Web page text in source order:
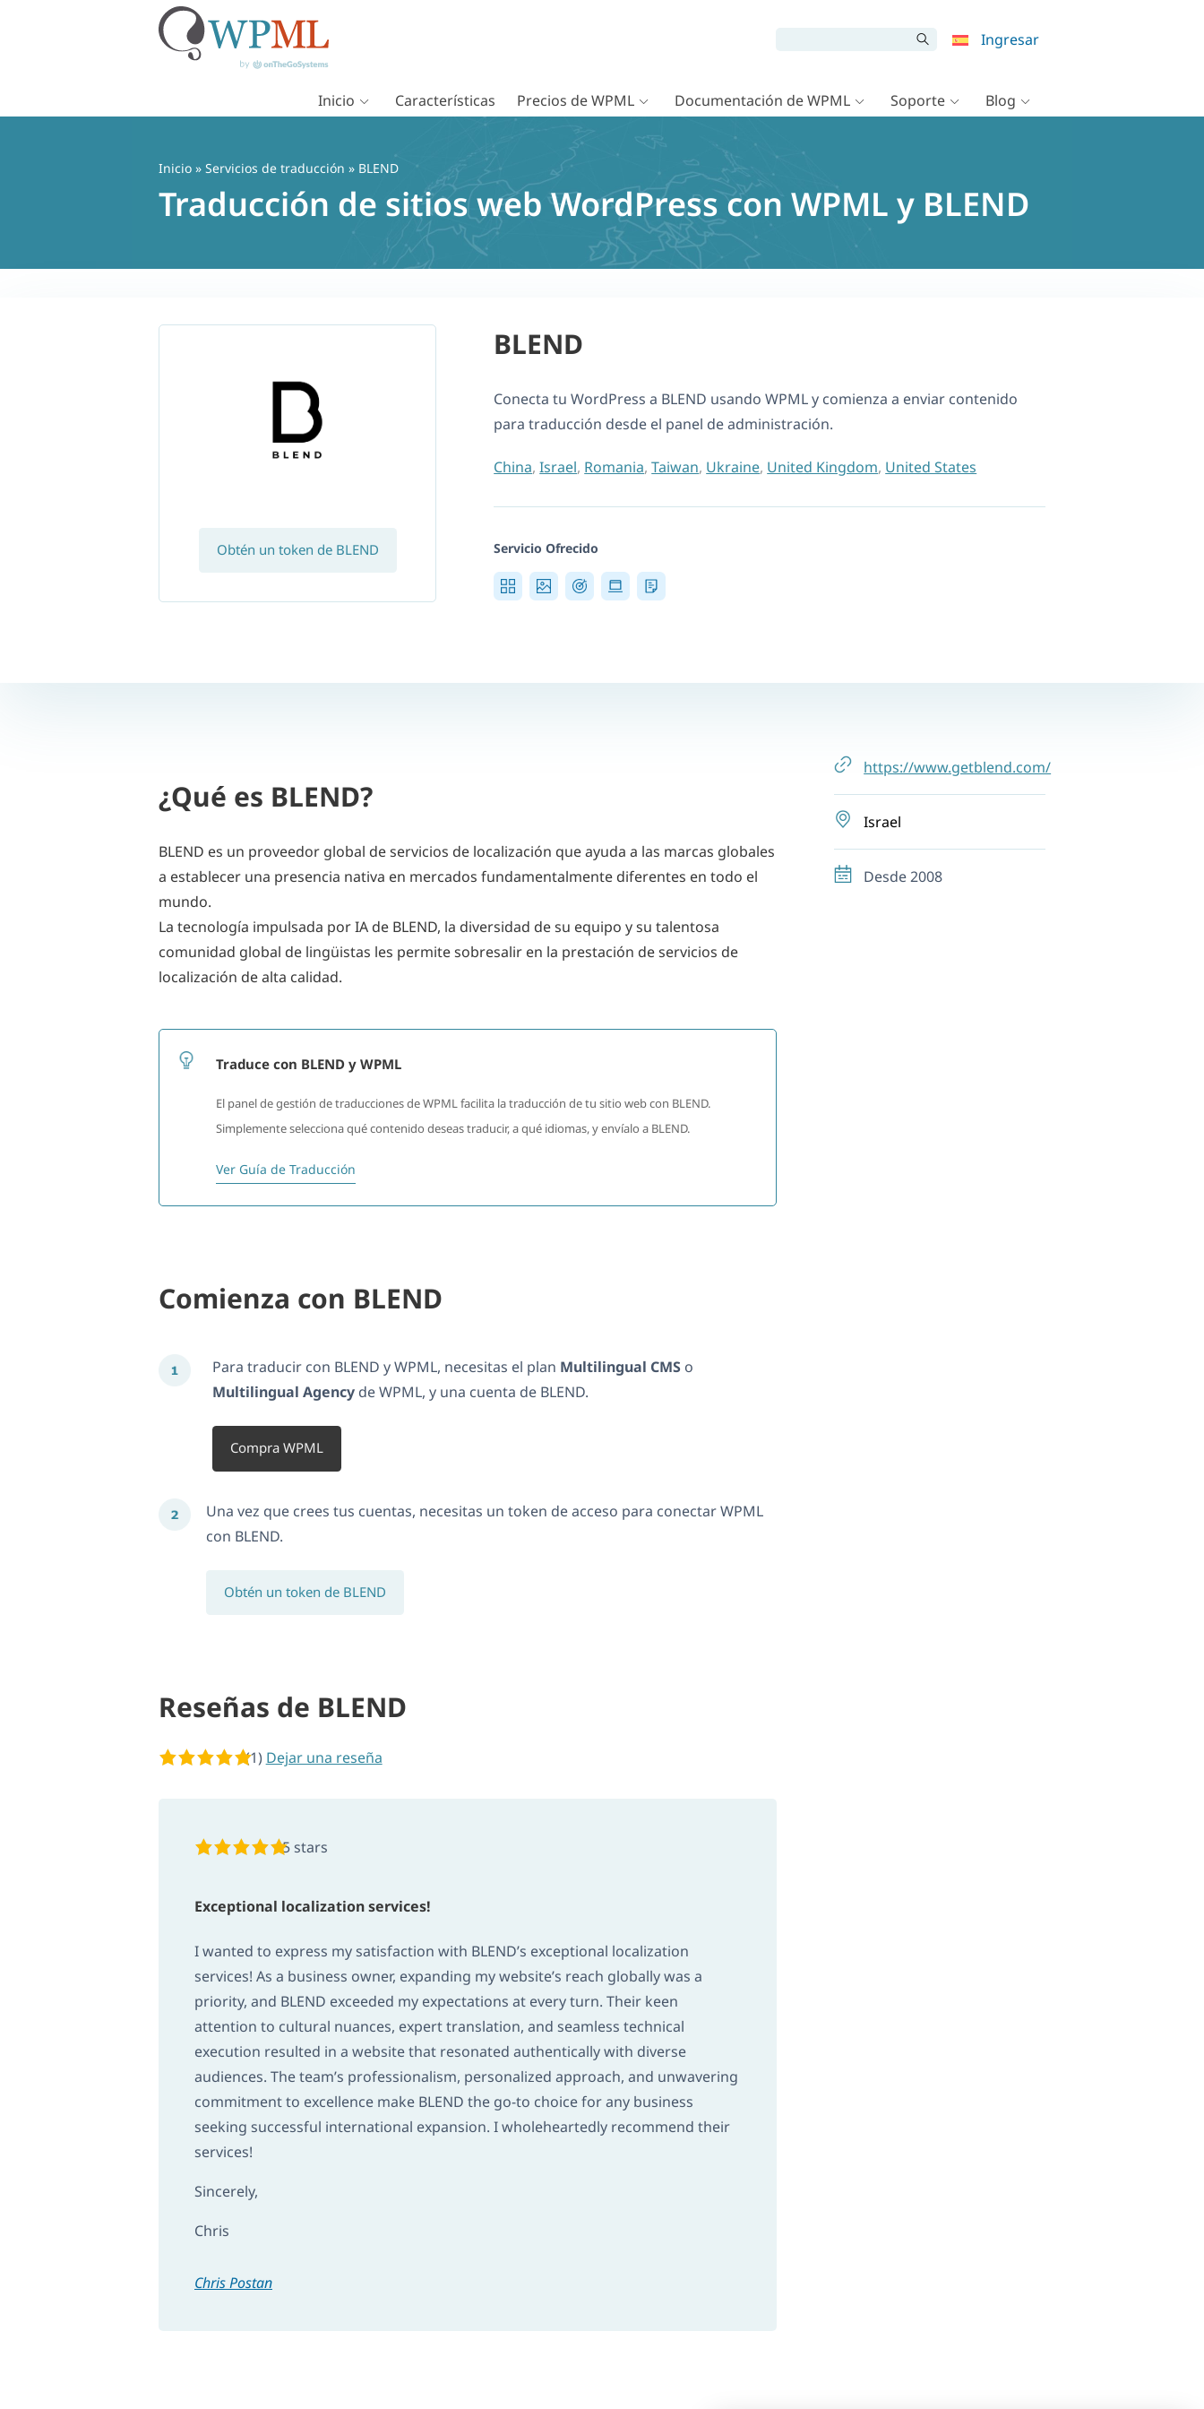
Ingresar
Inicio Características Precios de WPML Documentación de WPML Soporte Blog
Inicio » Servicios de traducción » BLEND
Traducción de sitios web WordPress con WPML y BLEND
Obtén un token de BLEND
BLEND
Conecta tu WordPress a BLEND usando WPML y comienza a enviar contenido
para traducción desde el panel de administración.
China,Israel, Romania,Taiwan, Ukraine, United Kingdom, United States
Servicio Ofrecido
¿Qué es BLEND?
BLEND es un proveedor global de servicios de localización que ayuda a las marcas globales
a establecer una presencia nativa en mercados fundamentalmente diferentes en todo el
mundo.
La tecnología impulsada por IA de BLEND, la diversidad de su equipo y su talentosa
comunidad global de lingüistas les permite sobresalir en la prestación de servicios de
localización de alta calidad.
Traduce con BLEND y WPML
El panel de gestión de traducciones de WPML facilita la traducción de tu sitio web con BLEND.
Simplemente selecciona qué contenido deseas traducir, a qué idiomas, y envíalo a BLEND.
Ver Guía de Traducción
Comienza con BLEND
Para traducir con BLEND y WPML, necesitas el plan Multilingual CMS o
Multilingual Agencyde WPML, y una cuenta de BLEND.
Compra WPML
Una vez que crees tus cuentas, necesitas un token de acceso para conectar WPML
con BLEND.
Obtén un token de BLEND
Reseñas de BLEND
5 de 5 estrellas
(1) Dejar una reseña
5 stars
Exceptional localization services!
I wanted to express my satisfaction with BLEND’s exceptional localization
services! As a business owner, expanding my website’s reach globally was a
priority, and BLEND exceeded my expectations at every turn. Their keen
attention to cultural nuances, expert translation, and seamless technical
execution resulted in a website that resonated authentically with diverse
audiences. The team’s professionalism, personalized approach, and unwavering
commitment to excellence make BLEND the go-to choice for any business
seeking successful international expansion. I wholeheartedly recommend their
services!
Sincerely,
Chris
Chris Postan
https://www.getblend.com/
Israel
Desde 2008